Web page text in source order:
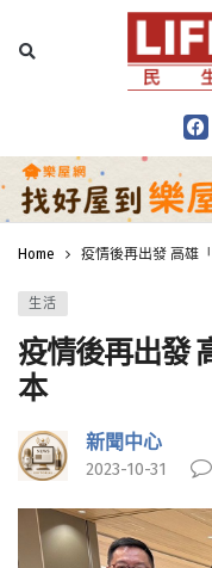
Home 疫情後再出發 高雄
生活
疫情後再出發
本
新聞中心
2023-10-31